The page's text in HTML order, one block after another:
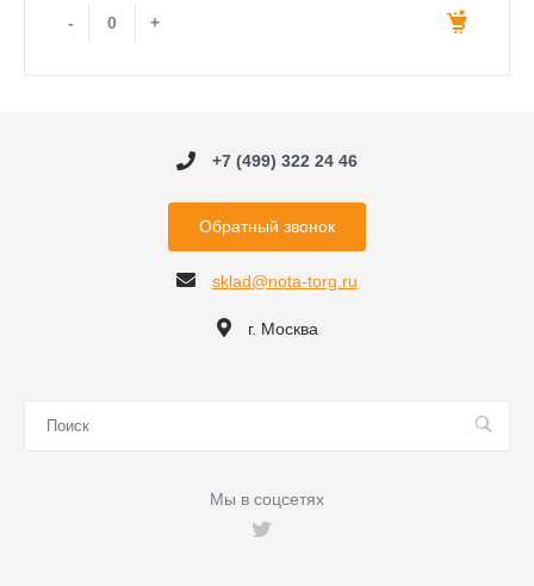
- +
+7 (499) 322 24 46
Обратный звонок
sklad@nota-torg.ru
г. Москва
Мы в соцсетях